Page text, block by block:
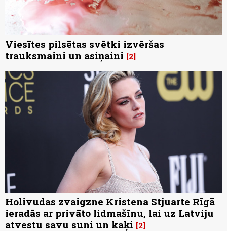
Viesītes pilsētas svētki izvēršas
trauksmaini un asiņaini 2
Holivudas zvaigzne Kristena Stjuarte Rīgā
ieradās ar privāto lidmašīnu, lai uz Latviju
atvestu savu suni un kaķi 2